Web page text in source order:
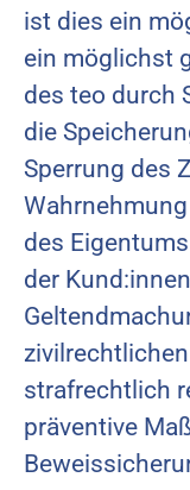
ist dies ein
ein möglichst
des teo durch
die
Sperrung des
des
der
strafrechtlich
präventive